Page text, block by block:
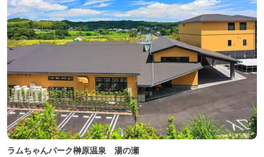
ラムちゃんパーク榊原温泉 湯の瀬